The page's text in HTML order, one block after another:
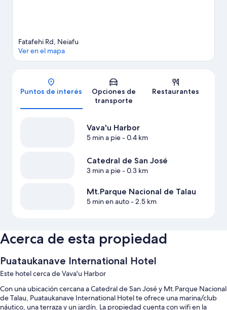
Mapa
Fatafehi Rd, Neiafu
Ver en el mapa
Puntos de interés
Opciones de
transporte
Restaurantes
Vava'u Harbor
5 min a pie- 0.4 km
Catedral de San José
3 min a pie- 0.3 km
Mt.Parque Nacional de Talau
5 min en auto- 2.5 km
Acerca de esta propiedad
Puataukanave International Hotel
Este hotel cerca de Vava'u Harbor
Con una ubicación cercana a Catedral de San José y Mt.Parque Nacional
de Talau, Puataukanave International Hotel te ofrece una marina/club
náutico, una terraza y un jardín. La propiedad cuenta con wifi en la